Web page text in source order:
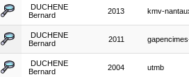
DUCHENE
Bernard
2013 kmv-
DUCHENE
Bernard
2011
DUCHENE
Bernard
2004 utmb